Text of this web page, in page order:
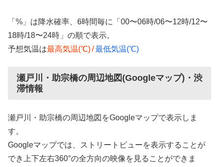
「%」は降水確率、6時間毎に「00〜06時/06〜12時/12〜
18時/18〜24時」の順で表示。
予想気温は最高気温(℃)/最低気温(℃)
瀬戸川・助宗橋の周辺地図(Googleマップ)・渋
滞情報
瀬戸川・助宗橋の周辺地図をGoogleマップで表示しま
す。
Googleマップでは、ストリートビューを表示することが
でき上下左右360°の全方向の映像を見ることができま